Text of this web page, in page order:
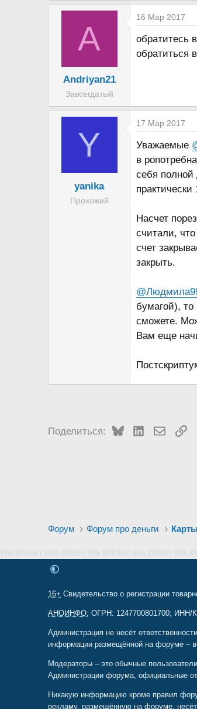
A
Andriyan21
Завсегдатый
16 Мар 2017
обратитесь
обратиться
Y
yanika
Прохожий
17 Мар 2017
Уважаемые
в
себя полной
Насчет
считали,
счет
закрыть.
бумагой), то
сможете.
Вам еще
Поделиться: BlueskyLinkedIn
Форум Форум про деньги
16+ Свидетельство о регистрации
АНОИНФО; ОГРН: 1247700801700; ИНН/
Администрация не несёт
информации размещённой на форуме –
Модераторы – это обычные
Администрации форума, официальные
Никакую информацию кроме правил
рекламу, размещённую на форуме,